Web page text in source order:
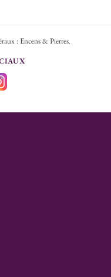
:Encens & Pierres.